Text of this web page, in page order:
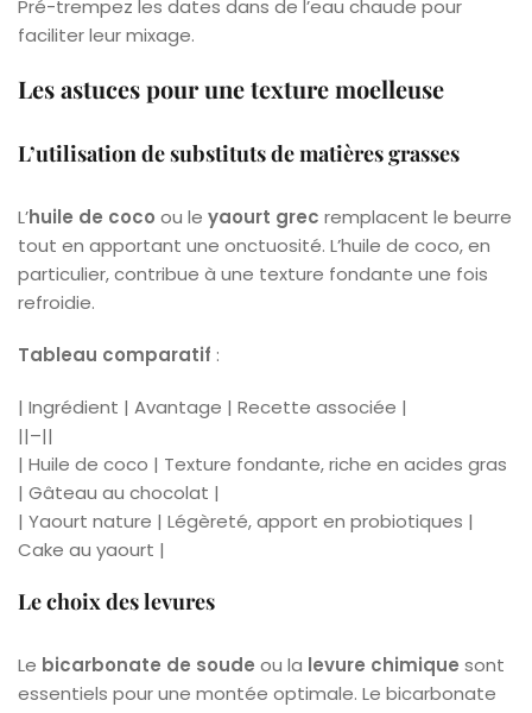
Pré-trempez les dates dans de l’eau chaude pour
faciliter leur mixage.
Les astuces pour une texture moelleuse
L’utilisation de substituts de matières grasses
L’huile de coco ou le yaourt grec remplacent le beurre
tout en apportant une onctuosité. L’huile de coco, en
particulier, contribue à une texture fondante une fois
refroidie.
Tableau comparatif :
| Ingrédient | Avantage | Recette associée |
||–||
| Huile de coco | Texture fondante, riche en acides gras
| Gâteau au chocolat |
| Yaourt nature | Légèreté, apport en probiotiques |
Cake au yaourt |
Le choix des levures
Le bicarbonate de soude ou la levure chimique sont
essentiels pour une montée optimale. Le bicarbonate